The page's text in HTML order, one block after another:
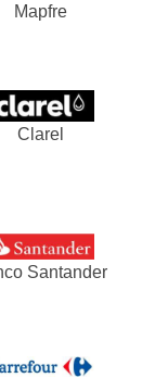
Mapfre
Clarel
Santander